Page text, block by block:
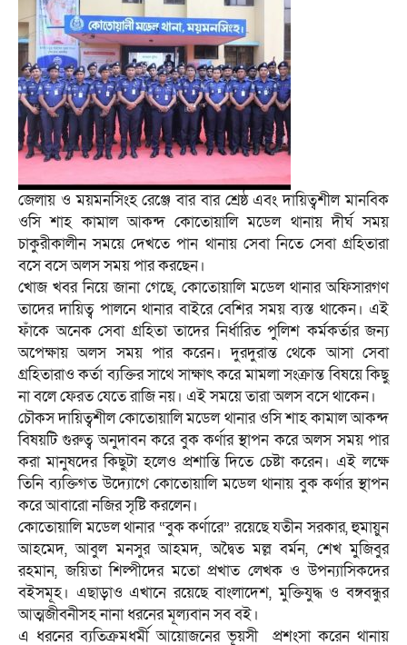
জেলায় ও ময়মনসিংহ রেঞ্জে বার বার শ্রেষ্ঠ এবং দায়িত্বশীল মানবিক
ওসি শাহ কামাল আকন্দ কোতোয়ালি মডেল থানায় দীর্ঘ সময়
চাকুরীকালীন সময়ে দেখতে পান থানায় সেবা নিতে সেবা গ্রহিতারা
বসে বসে অলস সময় পার করছেন।
খোজ খবর নিয়ে জানা গেছে, কোতোয়ালি মডেল থানার অফিসারগণ
তাদের দায়িত্ব পালনে থানার বাইরে বেশির সময় ব্যস্ত থাকেন। এই
ফাঁকে অনেক সেবা গ্রহিতা তাদের নির্ধারিত পুলিশ কর্মকর্তার জন্য
অপেক্ষায় অলস সময় পার করেন। দুরদুরান্ত থেকে আসা সেবা
গ্রহিতারাও কর্তা ব্যক্তির সাথে সাক্ষাৎ করে মামলা সংক্রান্ত বিষয়ে কিছু
না বলে ফেরত যেতে রাজি নয়। এই সময়ে তারা অলস বসে থাকেন।
চৌকস দায়িত্বশীল কোতোয়ালি মডেল থানার ওসি শাহ কামাল আকন্দ
বিষয়টি গুরুত্ব অনুদাবন করে বুক কর্ণার স্থাপন করে অলস সময় পার
করা মানুষদের কিছুটা হলেও প্রশান্তি দিতে চেষ্টা করেন। এই লক্ষে
তিনি ব্যক্তিগত উদ্যোগে কোতোয়ালি মডেল থানায় বুক কর্ণার স্থাপন
করে আবারো নজির সৃষ্টি করলেন।
কোতোয়ালি মডেল থানার “বুক কর্ণারে” রয়েছে যতীন সরকার, হুমায়ুন
আহমেদ, আবুল মনসুর আহমদ, অদ্বৈত মল্ল বর্মন, শেখ মুজিবুর
রহমান, জয়িতা শিল্পীদের মতো প্রখাত লেখক ও উপন্যাসিকদের
বইসমূহ। এছাড়াও এখানে রয়েছে বাংলাদেশ, মুক্তিযুদ্ধ ও বঙ্গবন্ধুর
আত্মজীবনীসহ নানা ধরনের মূল্যবান সব বই।
এ ধরনের ব্যতিক্রমধর্মী আয়োজনের ভূয়সী প্রশংসা করেন থানায়